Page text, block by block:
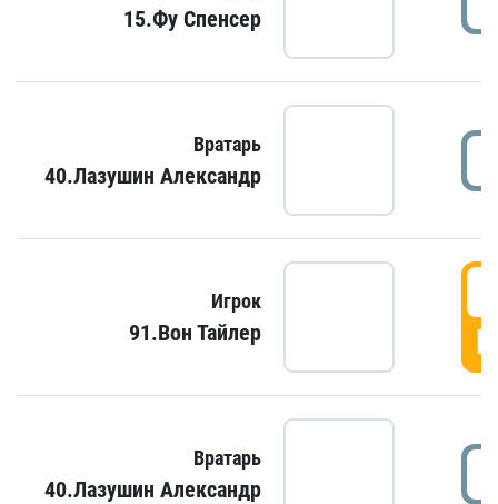
15.Фу Спенсер
Вратарь
40.Лазушин Александр
Игрок
91.Вон Тайлер
Вратарь
40.Лазушин Александр